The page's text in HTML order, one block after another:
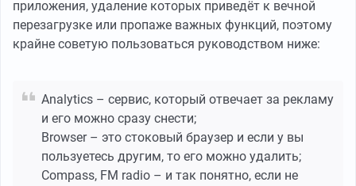
приложения, удаление которых приведёт к вечной
перезагрузке или пропаже важных функций, поэтому
крайне советую пользоваться руководством ниже:
Analytics – сервис, который отвечает за рекламу
и его можно сразу снести;
Browser – это стоковый браузер и если у вы
пользуетесь другим, то его можно удалить;
Compass, FM radio – и так понятно, если не